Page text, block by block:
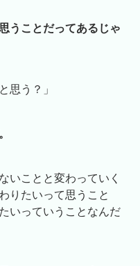
うことだってあるじゃ
う？」
いことと変わっていく
りたいって思うこと
いっていうことなんだ